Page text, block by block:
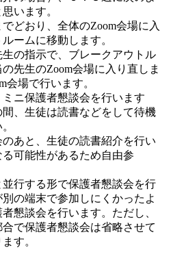
います。
でどおり、全体のZoom会場に入
ームに移動します。
生の指示で、ブレークアウトル
先生のZoom会場に入り直しま
会場で行います。
ミニ保護者懇談会を行います
間、生徒は読書などをして待機
のあと、生徒の読書紹介を行い
可能性があるため自由参
行する形で保護者懇談会を行
の端末で参加しにくかったよ
懇談会を行います。ただし、
で保護者懇談会は省略させて
す。